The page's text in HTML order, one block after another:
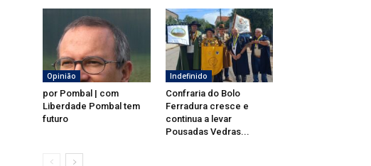
Opinião
por Pombal | com
Liberdade Pombal tem
futuro
Indefinido
Confraria do Bolo
Ferradura cresce e
continua a levar
Pousadas Vedras...